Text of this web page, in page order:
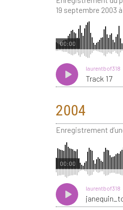
19 septembre 2003
00:00
laurentbof318
Track 17
2004
Enregistrement
00:00
laurentbof318